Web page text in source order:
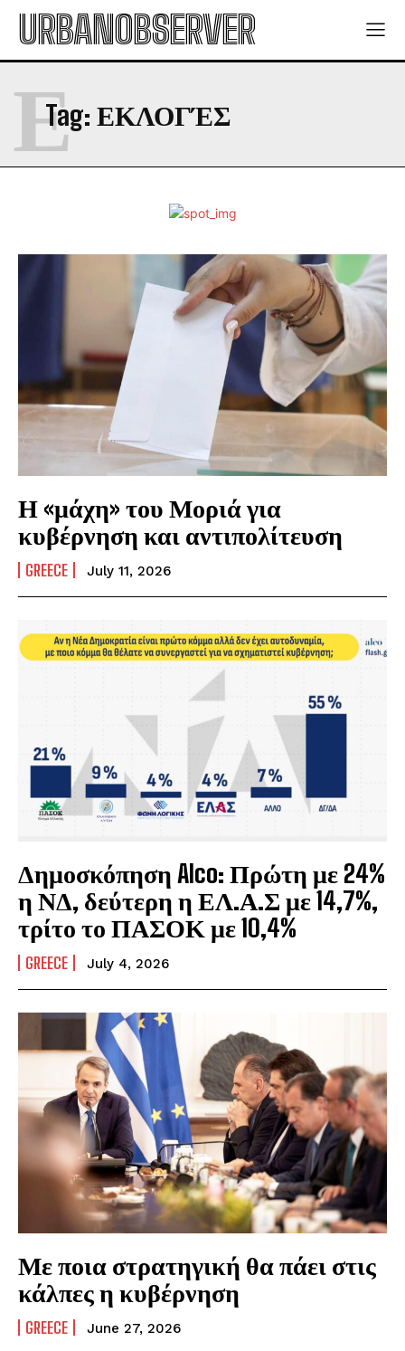
URBANOBSERVER
Tag: ΕΚΛΟΓΈΣ
Ε
Η «μάχη» του Μοριά για
κυβέρνηση και αντιπολίτευση
GREECE July 11, 2026
Δημοσκόπηση Alco: Πρώτη με 24%
η ΝΔ, δεύτερη η ΕΛ.Α.Σ με 14,7%,
τρίτο το ΠΑΣΟΚ με 10,4%
GREECE July 4, 2026
Με ποια στρατηγική θα πάει στις
κάλπες η κυβέρνηση
GREECE June 27, 2026